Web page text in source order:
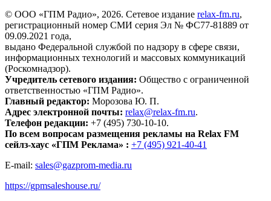
© ООО «ГПМ Радио», 2026. Сетевое издание relax-fm.ru,
регистрационный номер СМИ серия Эл № ФС77-81889 от
09.09.2021 года,
выдано Федеральной службой по надзору в сфере связи,
информационных технологий и массовых коммуникаций
(Роскомнадзор).
Учредитель сетевого издания: Общество с ограниченной
ответственностью «ГПМ Радио».
Главный редактор: Морозова Ю. П.
Адрес электронной почты: relax@relax-fm.ru.
Телефон редакции: +7 (495) 730-10-10.
По всем вопросам размещения рекламы на Relax FM
сейлз-хаус «ГПМ Реклама» : +7 (495) 921-40-41
E-mail: sales@gazprom-media.ru
https://gpmsaleshouse.ru/